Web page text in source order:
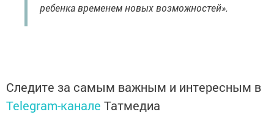
ребенка временем новых возможностей».
Следите за самым важным и интересным в
Telegram-канале Татмедиа